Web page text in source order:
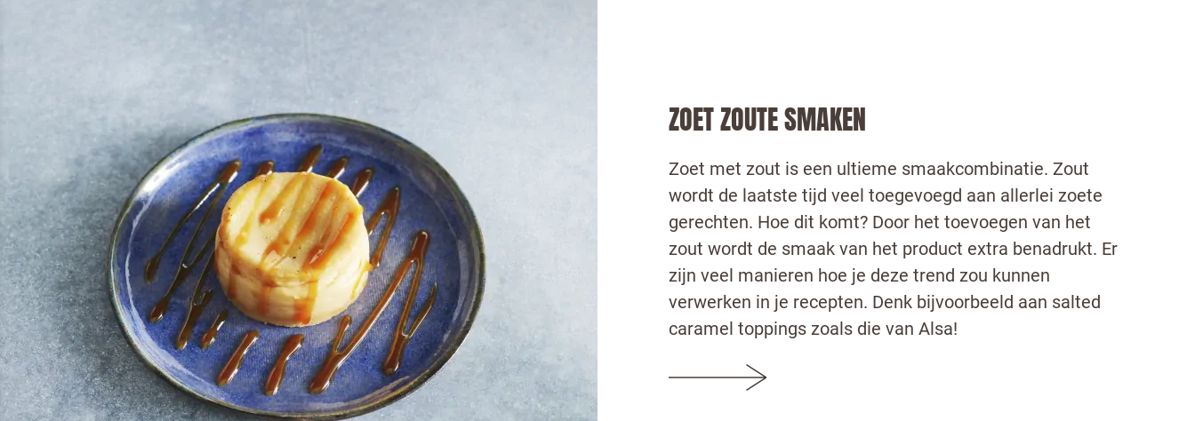
ZOET ZOUTE SMAKEN
Zoet met zout is een ultieme smaakcombinatie. Zout
wordt de laatste tijd veel toegevoegd aan allerlei zoete
gerechten. Hoe dit komt? Door het toevoegen van het
zout wordt de smaak van het product extra benadrukt. Er
zijn veel manieren hoe je deze trend zou kunnen
verwerken in je recepten. Denk bijvoorbeeld aan salted
caramel toppings zoals die van Alsa!